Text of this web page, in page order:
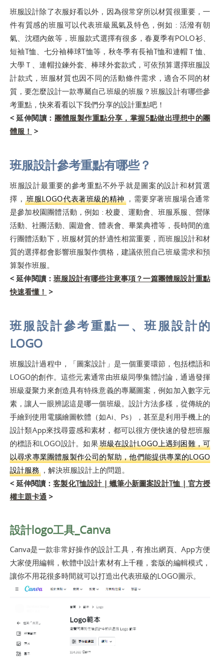
班服設計除了衣服好看以外，因為很常穿所以材質很重要，一
件有質感的班服可以代表班級風氣及特色，例如 : 活潑有朝
氣、沈穩內斂等，班服款式選擇有很多，春夏季有POLO衫、
短袖T恤、七分袖棒球T恤等，秋冬季有長袖T恤和連帽Ｔ恤、
大學Ｔ、連帽拉鍊外套、棒球外套款式，可依預算選擇班服設
計款式，班服材質也因不同的活動條件需求，適合不同的材
質，要怎麼設計一款專屬自己班級的班服？班服設計有哪些參
考重點，快來看看以下我們分享的設計重點吧！
< 延伸閱讀： 團體服製作重點分享，掌握5點做出理想中的團
體服！ >
班服設計參考重點有哪些？
班服設計最重要的參考重點不外乎就是圖案的設計和材質選
擇，班服LOGO代表著班級的精神，需要穿著班服場合通常
是參加校園團體活動，例如 : 校慶、運動會、班服系服、營隊
活動、社團活動、園遊會、體表會、畢業典禮等，長時間的進
行團體活動下，班服材質的舒適性相當重要，而班服設計和材
質的選擇都會影響班服製作價格，建議依照自己班級需求和預
算製作班服。
< 延伸閱讀：班服設計有哪些注意事項？一篇團體服設計重點
快速看懂！ >
班服設計參考重點一、班服設計的
LOGO
班服設計過程中，「圖案設計」是一個重要環節，包括標語和
LOGO的創作。這些元素通常由班級同學集體討論，通過發揮
班級凝聚力來創造具有特殊意義的專屬圖案，例如加入數字元
素，讓人一眼辨認這是哪一個班級。設計方法多樣，從傳統的
手繪到使用電腦繪圖軟體（如Ai、Ps），甚至是利用手機上的
設計類App來找尋靈感和素材，都可以很方便快速的發想班服
的標語和LOGO設計。如果班級在設計LOGO上遇到困難，可
以尋求專業團體服製作公司的幫助，他們能提供專業的LOGO
設計服務 ，解決班服設計上的問題。
< 延伸閱讀：客製化T恤設計 | 蠟筆小新圖案設計T恤 | 官方授
權主題卡通 >
設計logo工具_Canva
Canva是一款非常好操作的設計工具，有推出網頁、App方便
大家使用編輯，軟體中設計素材有上千種，套版的編輯模式，
讓你不用花很多時間就可以打造出代表班級的LOGO圖示。